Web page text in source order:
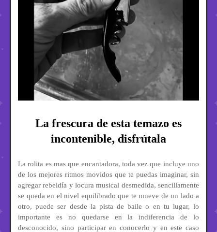
La frescura de esta temazo es
incontenible, disfrútala
La rolita es mas que encantadora, toda vez que incluye uno
de los mejores ritmos movidos que te puedas imaginar, sin
agregar rebeldía y locura musical desmedida, sencillamente
se queda en el nivel equilibrado que te mueve de un lado a
otro, puede ser desde la pista de baile o en tu lugar, lo
importante es no quedarse en la indiferencia de lo
desconocido, sino participar en conocerlo y en este caso